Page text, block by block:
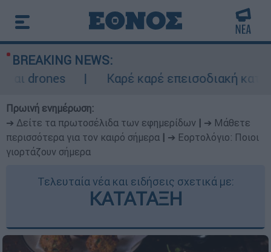
BREAKING NEWS:
Καρέ καρέ επεισοδιακή καταδίωξη στη
Πρωινή ενημέρωση:
➔ Δείτε τα πρωτοσέλιδα των εφημερίδων
➔ Μάθετε
περισσότερα για τον καιρό σήμερα
➔ Εορτολόγιο: Ποιοι
γιορτάζουν σήμερα
Τελευταία νέα και ειδήσεις σχετικά με:
ΚΑΤΑΤΑΞΗ